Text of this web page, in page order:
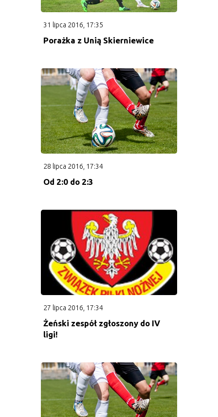
Deklaracja gry w klubie
Umowa na prowadzenie zajęć
Obóz letni
Kontakt
10 Przykazań Rodzica
Rodzicu pamiętaj
Filmy, skróty i wywiady
Stroje
31 lipca 2016, 17:35
Porażka z Unią Skierniewice
28 lipca 2016, 17:34
Od 2:0 do 2:3
27 lipca 2016, 17:34
Żeński zespół zgłoszony do IV
ligi!